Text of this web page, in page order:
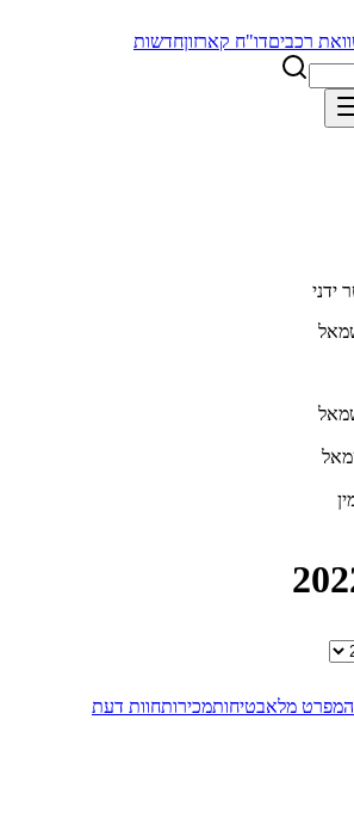
רכביםדו"ח קארזוןחדשות
מפרט מלאבטיחותמכירותחוות דעת